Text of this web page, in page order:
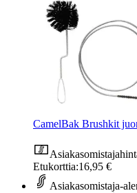
CamelBak Brushkit
Etukorttia:16,95 €
Asiakasomistaja-